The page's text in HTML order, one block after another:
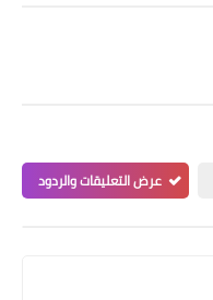
عرض التعليقات والردود